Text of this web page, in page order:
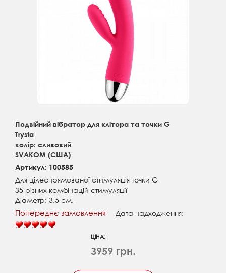
Подвійний вібратор для клітора та точки G
Trysta
колір: сливовий
SVAKOM (США)
Артикул: 100585
Для цілеспрямованої стимуляція точки G
35 різних комбінацій стимуляції
Діаметр: 3,5 см.
Попереднє замовлення Дата надходження:
ЦІНА:
3959 грн.